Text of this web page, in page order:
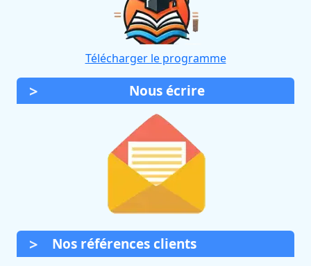
Télécharger le programme
Nous écrire
Nos références clients